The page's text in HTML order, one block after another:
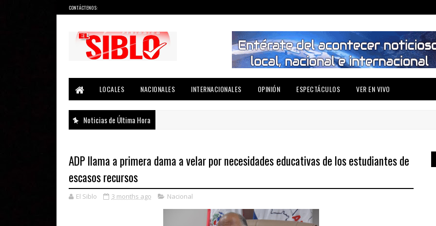
CONTÁCTENOS:
LOCALES
NACIONALES INTERNACIONALES OPINIÓN ESPECTÁCULOS VER EN VIVO
Noticias de Última Hora
ADP llama a primera dama a velar por necesidades educativas de los estudiantes de
escasos recursos
El Siblo 3 months ago Nacional